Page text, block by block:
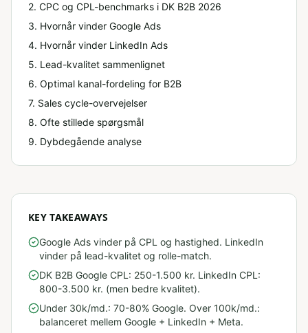
2. CPC og CPL-benchmarks i DK B2B 2026
3. Hvornår vinder Google Ads
4. Hvornår vinder LinkedIn Ads
5. Lead-kvalitet sammenlignet
6. Optimal kanal-fordeling for B2B
7. Sales cycle-overvejelser
8. Ofte stillede spørgsmål
9. Dybdegående analyse
KEY TAKEAWAYS
Google Ads vinder på CPL og hastighed. LinkedIn
vinder på lead-kvalitet og rolle-match.
DK B2B Google CPL: 250-1.500 kr. LinkedIn CPL:
800-3.500 kr. (men bedre kvalitet).
Under 30k/md.: 70-80% Google. Over 100k/md.:
balanceret mellem Google + LinkedIn + Meta.